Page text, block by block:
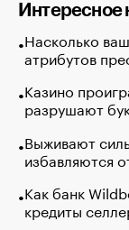
Интересное
Насколько
атрибутов
Казино
разрушают
Выживают
избавляются
Как банк
кредиты